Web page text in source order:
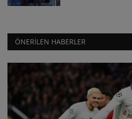
ÖNERILEN HABERLER